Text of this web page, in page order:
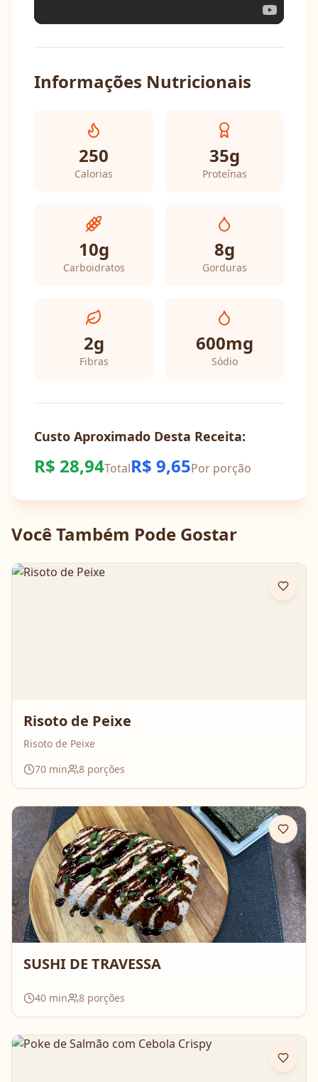
Informações Nutricionais
250
Calorias
35g
Proteínas
10g
Carboidratos
8g
Gorduras
2g
Fibras
600mg
Sódio
Custo Aproximado Desta Receita:
R$ 28,94TotalR$ 9,65Por porção
Você Também Pode Gostar
Risoto de Peixe
Risoto de Peixe
70 min 8 porções
SUSHI DE TRAVESSA
40 min 8 porções